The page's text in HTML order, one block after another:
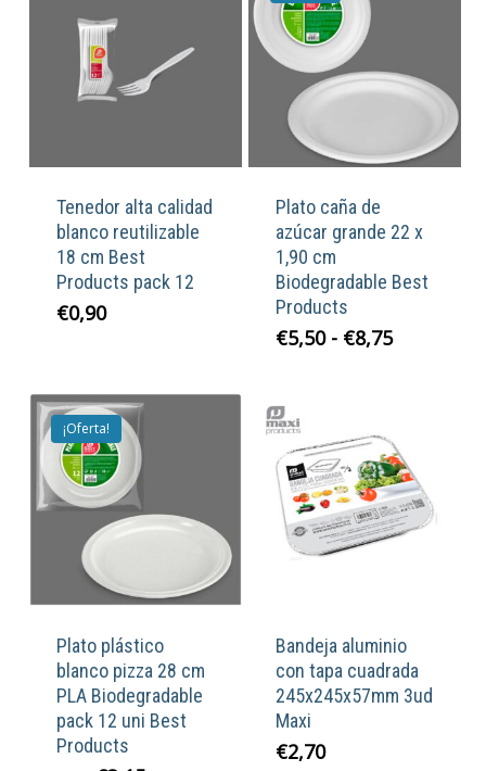
Tenedor alta calidad
blanco reutilizable
18 cm Best
Products pack 12
€0,90
Plato caña de
azúcar grande 22 x
1,90 cm
Biodegradable Best
Products
€5,50 - €8,75Rango
hasta
€8,75
¡Oferta!
Plato plástico
blanco pizza 28 cm
PLA Biodegradable
pack 12 uni Best
Products
Bandeja aluminio
con tapa cuadrada
245x245x57mm 3ud
Maxi
€2,70